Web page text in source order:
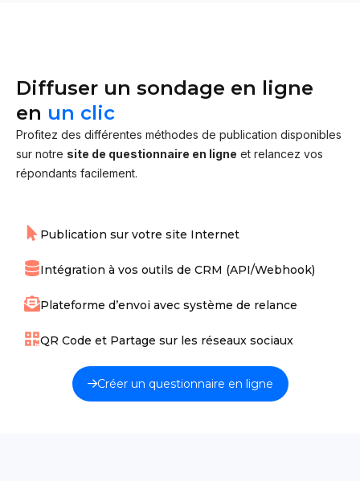
Diffuser un sondage en ligne
en un clic
Profitez des différentes méthodes de publication disponibles
sur notre site de questionnaire en ligne et relancez vos
répondants facilement.
Publication sur votre site Internet
Intégration à vos outils de CRM (API/Webhook)
Plateforme d’envoi avec système de relance
QR Code et Partage sur les réseaux sociaux
Créer un questionnaire en ligne